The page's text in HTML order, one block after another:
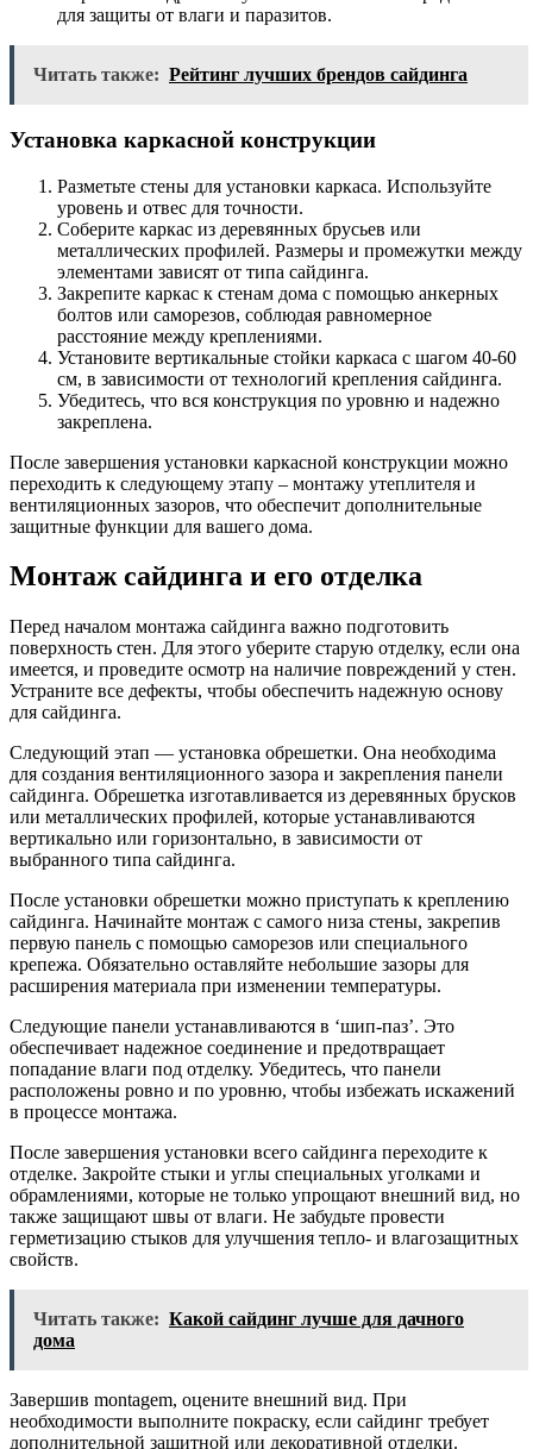
для защиты от влаги и паразитов.
Читать также: Рейтинг лучших брендов сайдинга
Установка каркасной конструкции
Разметьте стены для установки каркаса. Используйте
уровень и отвес для точности.
Соберите каркас из деревянных брусьев или
металлических профилей. Размеры и промежутки между
элементами зависят от типа сайдинга.
Закрепите каркас к стенам дома с помощью анкерных
болтов или саморезов, соблюдая равномерное
расстояние между креплениями.
Установите вертикальные стойки каркаса с шагом 40-60
см, в зависимости от технологий крепления сайдинга.
Убедитесь, что вся конструкция по уровню и надежно
закреплена.
После завершения установки каркасной конструкции можно
переходить к следующему этапу – монтажу утеплителя и
вентиляционных зазоров, что обеспечит дополнительные
защитные функции для вашего дома.
Монтаж сайдинга и его отделка
Перед началом монтажа сайдинга важно подготовить
поверхность стен. Для этого уберите старую отделку, если она
имеется, и проведите осмотр на наличие повреждений у стен.
Устраните все дефекты, чтобы обеспечить надежную основу
для сайдинга.
Следующий этап — установка обрешетки. Она необходима
для создания вентиляционного зазора и закрепления панели
сайдинга. Обрешетка изготавливается из деревянных брусков
или металлических профилей, которые устанавливаются
вертикально или горизонтально, в зависимости от
выбранного типа сайдинга.
После установки обрешетки можно приступать к креплению
сайдинга. Начинайте монтаж с самого низа стены, закрепив
первую панель с помощью саморезов или специального
крепежа. Обязательно оставляйте небольшие зазоры для
расширения материала при изменении температуры.
Следующие панели устанавливаются в ‘шип-паз’. Это
обеспечивает надежное соединение и предотвращает
попадание влаги под отделку. Убедитесь, что панели
расположены ровно и по уровню, чтобы избежать искажений
в процессе монтажа.
После завершения установки всего сайдинга переходите к
отделке. Закройте стыки и углы специальных уголками и
обрамлениями, которые не только упрощают внешний вид, но
также защищают швы от влаги. Не забудьте провести
герметизацию стыков для улучшения тепло- и влагозащитных
свойств.
Читать также: Какой сайдинг лучше для дачного
дома
Завершив montagem, оцените внешний вид. При
необходимости выполните покраску, если сайдинг требует
дополнительной защитной или декоративной отделки.